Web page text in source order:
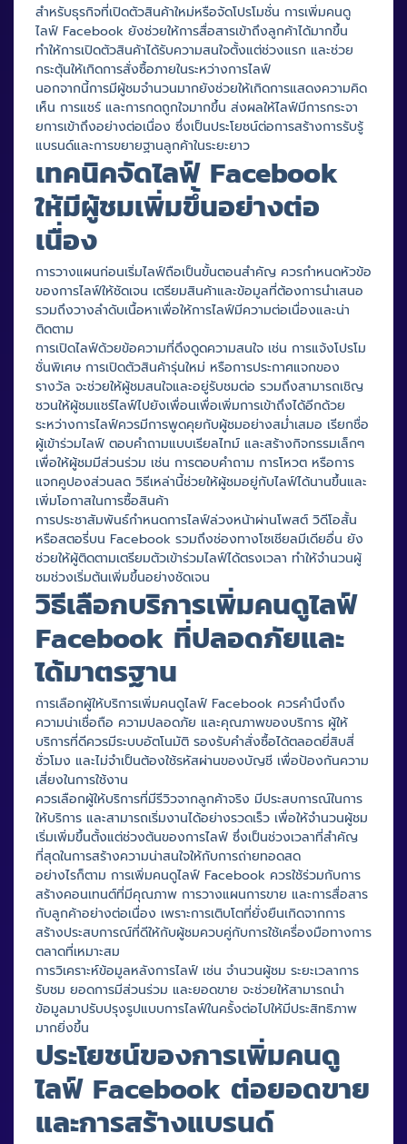
สำหรับธุรกิจที่เปิดตัวสินค้าใหม่หรือจัดโปรโมชั่น การเพิ่มคนดู
ไลฟ์ Facebook ยังช่วยให้การสื่อสารเข้าถึงลูกค้าได้มากขึ้น
ทำให้การเปิดตัวสินค้าได้รับความสนใจตั้งแต่ช่วงแรก และช่วย
กระตุ้นให้เกิดการสั่งซื้อภายในระหว่างการไลฟ์
นอกจากนี้การมีผู้ชมจำนวนมากยังช่วยให้เกิดการแสดงความคิด
เห็น การแชร์ และการกดถูกใจมากขึ้น ส่งผลให้ไลฟ์มีการกระจา
ยการเข้าถึงอย่างต่อเนื่อง ซึ่งเป็นประโยชน์ต่อการสร้างการรับรู้
แบรนด์และการขยายฐานลูกค้าในระยะยาว
เทคนิคจัดไลฟ์ Facebook
ให้มีผู้ชมเพิ่มขึ้นอย่างต่อ
เนื่อง
การวางแผนก่อนเริ่มไลฟ์ถือเป็นขั้นตอนสำคัญ ควรกำหนดหัวข้อ
ของการไลฟ์ให้ชัดเจน เตรียมสินค้าและข้อมูลที่ต้องการนำเสนอ
รวมถึงวางลำดับเนื้อหาเพื่อให้การไลฟ์มีความต่อเนื่องและน่า
ติดตาม
การเปิดไลฟ์ด้วยข้อความที่ดึงดูดความสนใจ เช่น การแจ้งโปรโม
ชั่นพิเศษ การเปิดตัวสินค้ารุ่นใหม่ หรือการประกาศแจกของ
รางวัล จะช่วยให้ผู้ชมสนใจและอยู่รับชมต่อ รวมถึงสามารถเชิญ
ชวนให้ผู้ชมแชร์ไลฟ์ไปยังเพื่อนเพื่อเพิ่มการเข้าถึงได้อีกด้วย
ระหว่างการไลฟ์ควรมีการพูดคุยกับผู้ชมอย่างสม่ำเสมอ เรียกชื่อ
ผู้เข้าร่วมไลฟ์ ตอบคำถามแบบเรียลไทม์ และสร้างกิจกรรมเล็กๆ
เพื่อให้ผู้ชมมีส่วนร่วม เช่น การตอบคำถาม การโหวต หรือการ
แจกคูปองส่วนลด วิธีเหล่านี้ช่วยให้ผู้ชมอยู่กับไลฟ์ได้นานขึ้นและ
เพิ่มโอกาสในการซื้อสินค้า
การประชาสัมพันธ์กำหนดการไลฟ์ล่วงหน้าผ่านโพสต์ วิดีโอสั้น
หรือสตอรี่บน Facebook รวมถึงช่องทางโซเชียลมีเดียอื่น ยัง
ช่วยให้ผู้ติดตามเตรียมตัวเข้าร่วมไลฟ์ได้ตรงเวลา ทำให้จำนวนผู้
ชมช่วงเริ่มต้นเพิ่มขึ้นอย่างชัดเจน
วิธีเลือกบริการเพิ่มคนดูไลฟ์
Facebook ที่ปลอดภัยและ
ได้มาตรฐาน
การเลือกผู้ให้บริการเพิ่มคนดูไลฟ์ Facebook ควรคำนึงถึง
ความน่าเชื่อถือ ความปลอดภัย และคุณภาพของบริการ ผู้ให้
บริการที่ดีควรมีระบบอัตโนมัติ รองรับคำสั่งซื้อได้ตลอดยี่สิบสี่
ชั่วโมง และไม่จำเป็นต้องใช้รหัสผ่านของบัญชี เพื่อป้องกันความ
เสี่ยงในการใช้งาน
ควรเลือกผู้ให้บริการที่มีรีวิวจากลูกค้าจริง มีประสบการณ์ในการ
ให้บริการ และสามารถเริ่มงานได้อย่างรวดเร็ว เพื่อให้จำนวนผู้ชม
เริ่มเพิ่มขึ้นตั้งแต่ช่วงต้นของการไลฟ์ ซึ่งเป็นช่วงเวลาที่สำคัญ
ที่สุดในการสร้างความน่าสนใจให้กับการถ่ายทอดสด
อย่างไรก็ตาม การเพิ่มคนดูไลฟ์ Facebook ควรใช้ร่วมกับการ
สร้างคอนเทนต์ที่มีคุณภาพ การวางแผนการขาย และการสื่อสาร
กับลูกค้าอย่างต่อเนื่อง เพราะการเติบโตที่ยั่งยืนเกิดจากการ
สร้างประสบการณ์ที่ดีให้กับผู้ชมควบคู่กับการใช้เครื่องมือทางการ
ตลาดที่เหมาะสม
การวิเคราะห์ข้อมูลหลังการไลฟ์ เช่น จำนวนผู้ชม ระยะเวลาการ
รับชม ยอดการมีส่วนร่วม และยอดขาย จะช่วยให้สามารถนำ
ข้อมูลมาปรับปรุงรูปแบบการไลฟ์ในครั้งต่อไปให้มีประสิทธิภาพ
มากยิ่งขึ้น
ประโยชน์ของการเพิ่มคนดู
ไลฟ์ Facebook ต่อยอดขาย
และการสร้างแบรนด์